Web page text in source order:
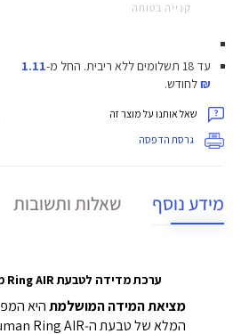
קנייה בטוחה
עד 18 תשלומים ללא ריבית. החל מ-1.11
₪לחודש.
שאל אותנו על מוצר זה
גרסת הדפסה
מידע נוסף שאלות ותשובות
ערכת מדידה לטבעת Ring AIR מבית Ultrahuman
מציאת המידה המושלמתהיא
המלא של טבעת ה‑Ultrahuman Ring AIR שלך.